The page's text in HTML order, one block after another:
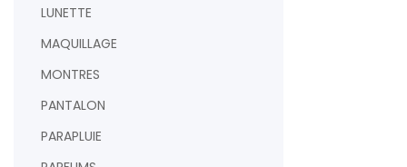
LUNETTE
MAQUILLAGE
MONTRES
PANTALON
PARAPLUIE